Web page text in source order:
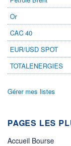
0,00 EUR
PROCHAIN
DIVIDENDE
-
Non éligible
Boursobank
Or
CAC 40
EUR/USD SPOT
TOTALENERGIES
Gérer mes listes
PAGES LES
Accueil Bourse